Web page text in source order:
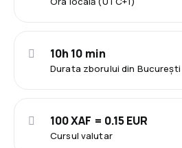
Durata zborului din București
10h 10 min
Cursul valutar
100 XAF = 0.15 EUR